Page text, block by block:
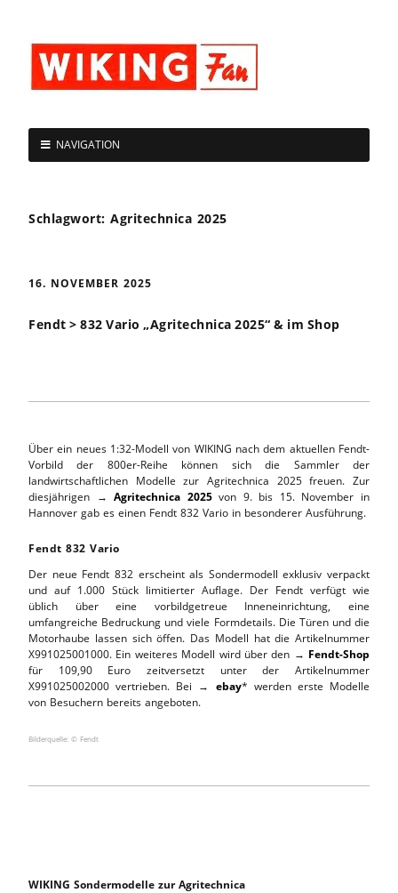
NAVIGATION
Schlagwort: Agritechnica 2025
16. NOVEMBER 2025
Fendt > 832 Vario „Agritechnica 2025“ & im Shop
Über ein neues 1:32-Modell von WIKING nach dem aktuellen Fendt-
Vorbild der 800er-Reihe können sich die Sammler der
landwirtschaftlichen Modelle zur Agritechnica 2025 freuen. Zur
diesjährigen →Agritechnica 2025von 9. bis 15. November in
Hannover gab es einen Fendt 832 Vario in besonderer Ausführung.
Fendt 832 Vario
Der neue Fendt 832 erscheint als Sondermodell exklusiv verpackt
und auf 1.000 Stück limitierter Auflage. Der Fendt verfügt wie
üblich über eine vorbildgetreue Inneneinrichtung, eine
umfangreiche Bedruckung und viele Formdetails. Die Türen und die
Motorhaube lassen sich öffen. Das Modell hat die Artikelnummer
X991025001000. Ein weiteres Modell wird über den → Fendt-Shop
für 109,90 Euro zeitversetzt unter der Artikelnummer
X991025002000 vertrieben. Bei → ebay* werden erste Modelle
von Besuchern bereits angeboten.
Bilderquelle: © Fendt
WIKING Sondermodelle zur Agritechnica